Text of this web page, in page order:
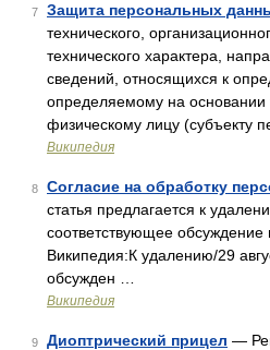
7 Защита персональных
технического,
технического характера,
сведений, относящихся к
определяемому на
физическому лицу (субъекту
Википедия
8 Согласие на обработку
статья предлагается к
соответствующее
Википедия:К удалению/29
обсужден …
Википедия
9 Диоптрический прицел —